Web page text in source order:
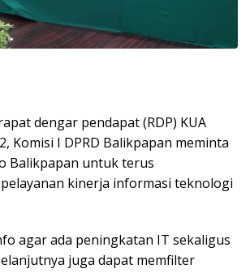
dengar pendapat (RDP) KUA
Komisi I DPRD Balikpapan meminta
Balikpapan untuk terus
kinerja informasi teknologi
agar ada peningkatan IT sekaligus
juga dapat memfilter